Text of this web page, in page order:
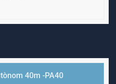
40m -PA40